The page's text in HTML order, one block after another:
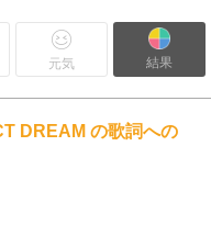
元気 結果
DREAM の歌詞への